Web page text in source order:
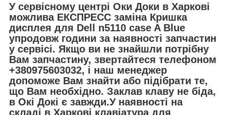
У сервісному центрі Оки Доки в Харкові
можлива ЕКСПРЕСС заміна Кришка
дисплея для Dell n5110 case A Blue
упродовж години за наявності запчастин
у сервісі. Якщо ви не знайшли потрібну
Вам запчастину, звертайтеся телефоном
+380975603032, і наш менеджер
допоможе Вам знайти або підібрати те,
що Вам необхідно. Заклав клаву не біда,
в Окі Докі є завжди.У наявності на
складі в Харкові клавіатура для